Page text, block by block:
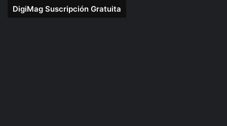
DigiMag Suscripción Gratuita